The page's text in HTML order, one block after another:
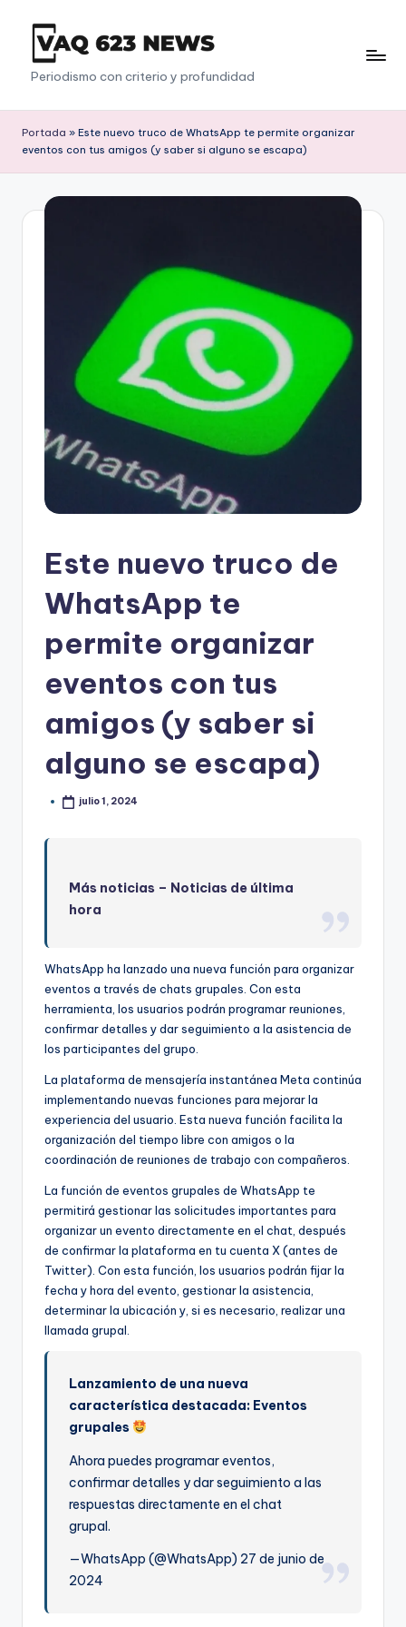
Saltar
contenido
V
a
q
6
Periodismo con criterio y profundidad
Portada » Este nuevo truco de WhatsApp te permite organizar
eventos con tus amigos (y saber si alguno se escapa)
Este nuevo truco de
WhatsApp te
permite organizar
eventos con tus
amigos (y saber si
alguno se escapa)
julio 1, 2024
Más noticias – Noticias de última
hora
WhatsApp ha lanzado una nueva función para organizar
eventos a través de chats grupales. Con esta
herramienta, los usuarios podrán programar reuniones,
confirmar detalles y dar seguimiento a la asistencia de
los participantes del grupo.
La plataforma de mensajería instantánea Meta continúa
implementando nuevas funciones para mejorar la
experiencia del usuario. Esta nueva función facilita la
organización del tiempo libre con amigos o la
coordinación de reuniones de trabajo con compañeros.
La función de eventos grupales de WhatsApp te
permitirá gestionar las solicitudes importantes para
organizar un evento directamente en el chat, después
de confirmar la plataforma en tu cuenta X (antes de
Twitter). Con esta función, los usuarios podrán fijar la
fecha y hora del evento, gestionar la asistencia,
determinar la ubicación y, si es necesario, realizar una
llamada grupal.
Lanzamiento de una nueva
característica destacada: Eventos
grupales
Ahora puedes programar eventos,
confirmar detalles y dar seguimiento a las
respuestas directamente en el chat
grupal.
—WhatsApp (@WhatsApp) 27 de junio de
2024